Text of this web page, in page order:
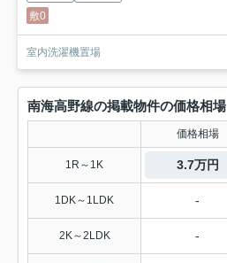
敷0
室内洗濯機置場
南海高野線の掲載物件の価格相場
価格相場
1R～1K 3.7万円
1DK～1LDK -
2K～2LDK -